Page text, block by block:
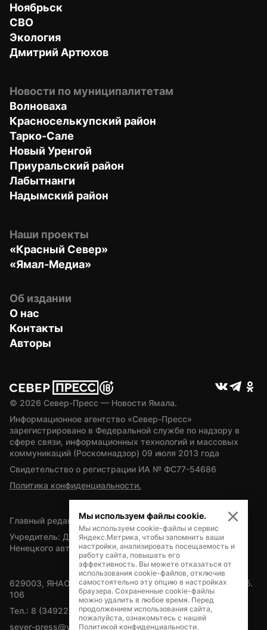
Ноябрьск
СВО
Экология
Дмитрий Артюхов
Новости по муниципалитетам
Волноваха
Красноселькупский район
Тарко-Сале
Новый Уренгой
Приуральский район
Лабытнанги
Надымский район
Наши проекты
«Красный Север»
«Ямал-Медиа»
Об издании
О нас
Контакты
Авторы
© 2026 Север-Пресс — Новости Ямала.
Информационное агентство «Север-Пресс»
зарегистрировано в Федеральной службе по надзору в
сфере связи, информационных технологий и массовых
коммуникаций (Роскомнадзор) 09 июля 2013 года
Свидетельство о регистрации ИА № ФС77-54686
Политика конфиденциальности.
Главный редактор — А.Л. Поздеев
Учредитель: Департамент внутренней политики Ямало-
Ненецкого автономного округа
629003, ЯНАО, Салехард, мкр. Богдана Кнунянца, д.1, каб.
106
Тел.: 8 (34922) 71262
sever-press@yamal-media.ru
Мы используем файлы cookie.
Мы используем cookie-файлы и сервис
Яндекс.Метрика, чтобы запомнить ваши
настройки, анализировать посещаемость и
работу сайта, повышать его
эффективность. Вы можете отказаться от
использования cookie-файлов, отключив
самостоятельно эту опцию в настройках
браузера. Сохраненные cookie-файлы
можно удалить в любое время. Перед
продолжением использования сайта,
пожалуйста, ознакомьтесь с нашей
Политикой конфиденциальности.